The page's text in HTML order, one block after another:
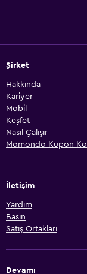
Şirket
Hakkında
Kariyer
Mobil
Keşfet
Nasıl Çalışır
Momondo Kupon
İletişim
Yardım
Basın
Satış Ortakları
Devamı